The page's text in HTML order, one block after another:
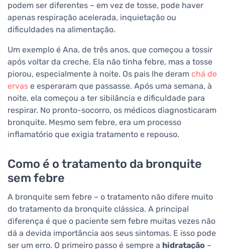
podem ser diferentes – em vez de tosse, pode haver
apenas respiração acelerada, inquietação ou
dificuldades na alimentação.
Um exemplo é Ana, de três anos, que começou a tossir
após voltar da creche. Ela não tinha febre, mas a tosse
piorou, especialmente à noite. Os pais lhe deram chá de
ervas e esperaram que passasse. Após uma semana, à
noite, ela começou a ter sibilância e dificuldade para
respirar. No pronto-socorro, os médicos diagnosticaram
bronquite. Mesmo sem febre, era um processo
inflamatório que exigia tratamento e repouso.
Como é o tratamento da bronquite
sem febre
A bronquite sem febre – o tratamento não difere muito
do tratamento da bronquite clássica. A principal
diferença é que o paciente sem febre muitas vezes não
dá a devida importância aos seus sintomas. E isso pode
ser um erro. O primeiro passo é sempre a hidratação –